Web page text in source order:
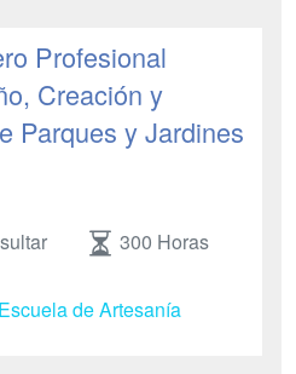
Profesional
Creación y
Parques y Jardines
300 Horas
Escuela de Artesanía